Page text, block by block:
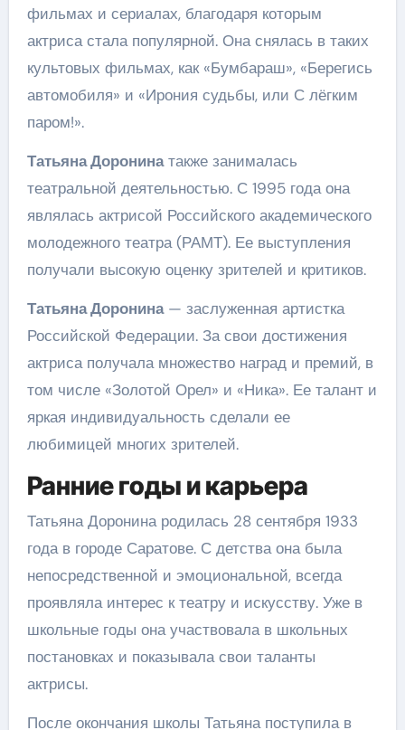
фильмах и сериалах, благодаря которым
актриса стала популярной. Она снялась в таких
культовых фильмах, как «Бумбараш», «Берегись
автомобиля» и «Ирония судьбы, или С лёгким
паром!».
Татьяна Доронинатакже занималась
театральной деятельностью. С 1995 года она
являлась актрисой Российского академического
молодежного театра (РАМТ). Ее выступления
получали высокую оценку зрителей и критиков.
Татьяна Доронина— заслуженная артистка
Российской Федерации. За свои достижения
актриса получала множество наград и премий, в
том числе «Золотой Орел» и «Ника». Ее талант и
яркая индивидуальность сделали ее
любимицей многих зрителей.
Ранние годы и карьера
Татьяна Доронина родилась 28 сентября 1933
года в городе Саратове. С детства она была
непосредственной и эмоциональной, всегда
проявляла интерес к театру и искусству. Уже в
школьные годы она участвовала в школьных
постановках и показывала свои таланты
актрисы.
После окончания школы Татьяна поступила в